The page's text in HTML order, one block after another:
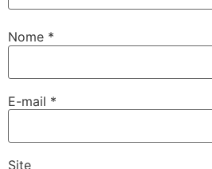
Nome *
E-mail *
Site